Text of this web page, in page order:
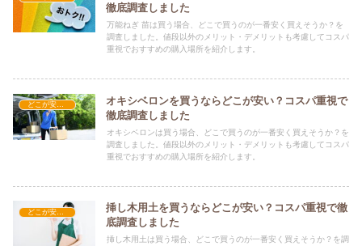
徹底調査しました
万能ねぎ 苗は買う場合、どこで買うのが一番安く買えそうか？を
調査しました。値段以外のメリット・デメリットも考慮してコスパ
重視でおすすめの購入場所を紹介します。
オキシベロンを買うならどこが安い？コスパ重視で
徹底調査しました
オキシベロンは買う場合、どこで買うのが一番安く買えそうか？を
調査しました。値段以外のメリット・デメリットも考慮してコスパ
重視でおすすめの購入場所を紹介します。
挿し木用土を買うならどこが安い？コスパ重視で徹
底調査しました
挿し木用土は買う場合、どこで買うのが一番安く買えそうか？を調